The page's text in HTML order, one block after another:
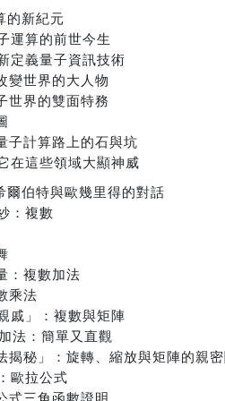
的新紀元
運算的前世今生
定義量子資訊技術
變世界的大人物
世界的雙面特務
子計算路上的石與坑
在這些領域大顯神威
伯特與歐幾里得的對話
：複數
：複數加法
乘法
戚」：複數與矩陣
法：簡單又直觀
揭秘」：旋轉、縮放與矩陣的親
歐拉公式
式三角函數證明